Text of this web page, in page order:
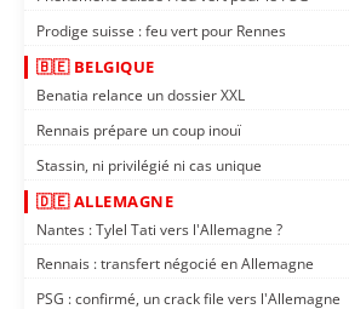
Prodige suisse : feu vert pour Rennes
🇧🇪 BELGIQUE
Benatia relance un dossier XXL
Rennais prépare un coup inouï
Stassin, ni privilégié ni cas unique
🇩🇪 ALLEMAGNE
Nantes : Tylel Tati vers l'Allemagne ?
Rennais : transfert négocié en Allemagne
PSG : confirmé, un crack file vers l'Allemagne